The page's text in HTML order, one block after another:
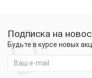
Подписка на
Будьте в курсе новых